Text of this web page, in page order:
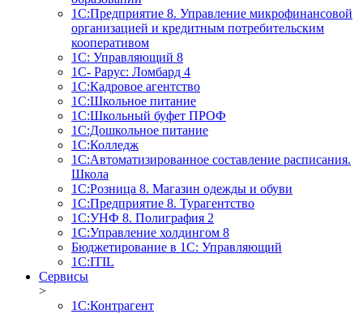
1С:Предприятие 8. Управление микрофинансовой
организацией и кредитным потребительским
кооперативом
1С: Управляющий 8
1С- Рарус: Ломбард 4
1С:Кадровое агентство
1С:Школьное питание
1С:Школьный буфет ПРОФ
1C:Дошкольное питание
1С:Колледж
1С:Автоматизированное составление расписания.
Школа
1С:Розница 8. Магазин одежды и обуви
1С:Предприятие 8. Турагентство
1С:УНФ 8. Полиграфия 2
1С:Управление холдингом 8
Бюджетирование в 1С: Управляющий
1С:ITIL
Сервисы
>
1C:Контрагент